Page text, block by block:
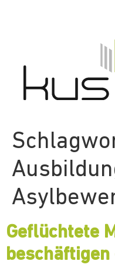
Geflüchtete